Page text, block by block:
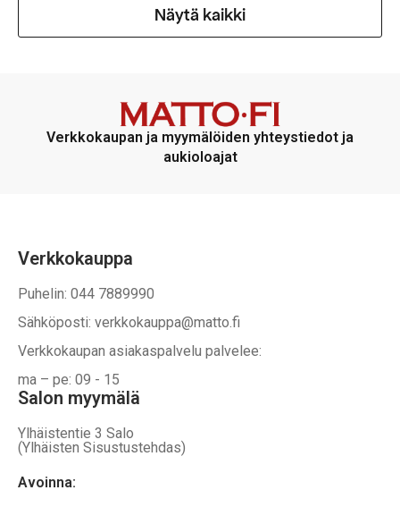
Näytä kaikki
Verkkokaupan ja myymälöiden yhteystiedot ja
aukioloajat
Verkkokauppa
Puhelin: 044 7889990
Sähköposti: verkkokauppa@matto.fi
Verkkokaupan asiakaspalvelu palvelee:
ma – pe: 09 - 15
Salon myymälä
Ylhäistentie 3 Salo
(Ylhäisten Sisustustehdas)
Avoinna: